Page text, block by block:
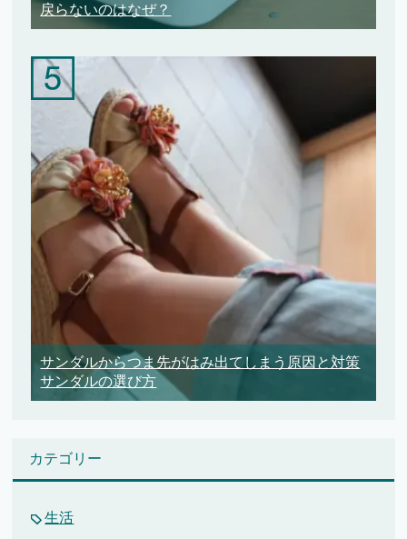
戻らないのはなぜ？
サンダルからつま先がはみ出てしまう原因と対策
サンダルの選び方
カテゴリー
生活